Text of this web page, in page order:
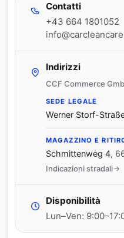
Contatti
+43 664 1801052
Indirizzi
CCF Commerce
SEDE LEGALE
Werner Storf-
MAGAZZINO E
Schmittenweg 4,
Indicazioni stradali
Disponibilità
Lun–Ven: